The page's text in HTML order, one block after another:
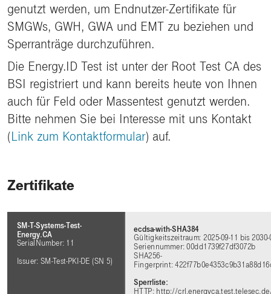
genutzt werden, um Endnutzer-Zertifikate für
SMGWs, GWH, GWA und EMT zu beziehen und
Sperranträge durchzuführen.
Die Energy.ID Test ist unter der Root Test CA des
BSI registriert und kann bereits heute von Ihnen
auch für Feld oder Massentest genutzt werden.
Bitte nehmen Sie bei Interesse mit uns Kontakt
(Link zum Kontaktformular) auf.
Zertifikate
SM-T-Systems-Test-
Energy.CA
SerialNumber: 11
Issuer: SM-Test-PKI-DE (SN 5)
ecdsa-with-SHA384
Gültigkeitszeitraum: 2025-09-11 bis 2030-
Seriennummer: 00dd1739f27df3072b
SHA256-
Fingerprint:
Sperrliste:
HTTP: http://